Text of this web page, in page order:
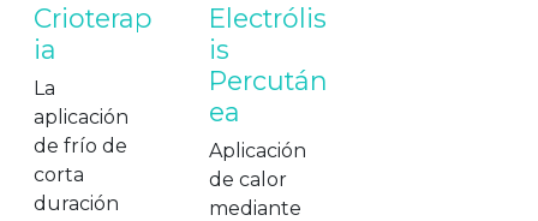
Crioterap
ia
La
aplicación
de frío de
corta
duración
Electrólis
is
Percután
ea
Aplicación
de calor
mediante